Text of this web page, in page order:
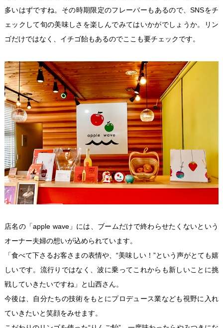
多いはずですね。その時期限定のフレーバーもあるので、SNSをチ
ェックして旬の美味しさを楽しんでみてはいかがでしょうか。リン
ゴだけではなく、イチゴ飴もあるのでここも要チェックです。
店名の「apple wave」には、ブームだけで終わらせたくないという
オーナー夫婦の想いが込められています。
「食べて下さるお客さまの表情や、“美味しい！”という声がとても嬉
しいです。流行りではなく、波に乗ってこれからも新しいことに挑
戦していきたいですね」と山西さん。
今後は、自分たちの技術をもとにプロデュース業なども視野に入れ
ていきたいと笑顔をみせます。